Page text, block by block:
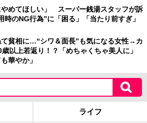
やめてほしい」 スーパー銭湯スタッフが訴
時のNG行為”に「困る」「当たり前すぎ」
て貧相に…“シワ＆面長”も気になる女性→カ
歳以上若返り！？「めちゃくちゃ美人に」
華やか」
ライフ